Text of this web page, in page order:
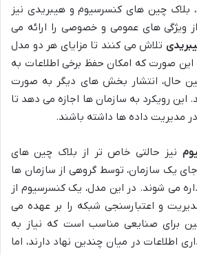
بلاک چین های کنسرسیوم و هیبریدی نیز
ویژگی های عمومی و خصوصی را ارائه می
تلاش می کنند تا مزایای هر دو مدل
این صورت که امکان حفظ برخی اطلاعات به
حال، انتشار بخش های دیگر به صورت
این رویکرد به سازمان ها اجازه می دهد تا
مدیریت داده ها داشته باشند.
نیز حالتی خاص تر از بلاک چین های
یک سازمان، توسط گروهی از سازمان ها
می شوند. در این مدل، یک کنسرسیوم از
و اعتبارسنجی شبکه را بر عهده می
برای صنایعی مناسب است که نیاز به
اطلاعات در میان چندین نهاد دارند، اما